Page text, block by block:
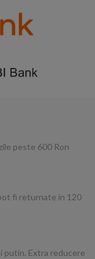
peste 600 Ron
fi returnate in 120
putin. Extra reducere